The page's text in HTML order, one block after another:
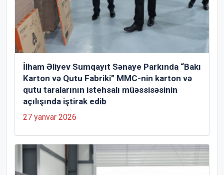
İlham Əliyev Sumqayıt Sənaye Parkında “Bakı
Karton və Qutu Fabriki” MMC-nin karton və
qutu taralarının istehsalı müəssisəsinin
açılışında iştirak edib
27 yanvar 2026